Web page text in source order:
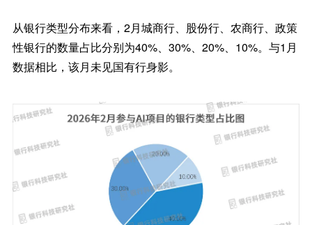
从银行类型分布来看，2月城商行、股份行、农商行、政策
性银行的数量占比分别为40%、30%、20%、10%。与1月
数据相比，该月未见国有行身影。